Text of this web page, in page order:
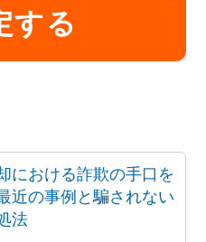
する
における詐欺の手口を
近の事例と騙されない
法